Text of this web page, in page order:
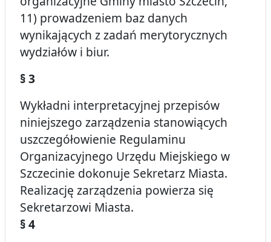
11) prowadzeniem baz danych
wynikających z zadań merytorycznych
wydziałów i biur.
§ 3
Wykładni interpretacyjnej przepisów
niniejszego zarządzenia stanowiących
uszczegółowienie Regulaminu
Organizacyjnego Urzędu Miejskiego w
Szczecinie dokonuje Sekretarz Miasta.
Realizację zarządzenia powierza się
Sekretarzowi Miasta.
§ 4